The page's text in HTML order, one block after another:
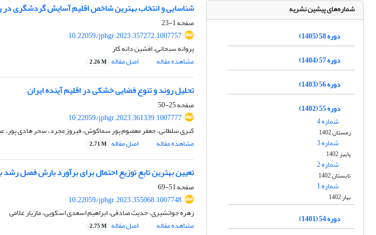
شناسایی و انتخاب بهترین شاخص اقلیم آسایش گردشگری در
صفحه1-23
10.22059/jphgr.2023.357272.1007757
پروانه سبحانی، افشین دانه کار
مشاهده مقاله
اصل مقاله 2.26 M
تحلیل روند و تنوع فضایی خشکی در اقلیم آینده ایران
صفحه25-50
10.22059/jphgr.2023.361339.1007777
کبری سلطانی، جعفر معصوم پور سماکوش، فیروز مجرد، سحر هادی پور،
مشاهده مقاله
اصل مقاله 2.71 M
تعیین بهترین تابع توزیع احتمال برای برآورد بارش فصل
صفحه51-69
10.22059/jphgr.2023.355068.1007748
زهره جوانشیری، حدیث صادقی، ابراهیم اسعدی اسکویی، مازیار غلامی
مشاهده مقاله
اصل مقاله 2.75 M
شماره‌های پیشین نشریه
دوره 58 (1405)
دوره 57 (1404)
دوره 56 (1403)
دوره 55 (1402)
شماره 4
زمستان 1402
شماره 3
پاییز 1402
شماره 2
تابستان 1402
شماره 1
بهار 1402
دوره 54 (1401)